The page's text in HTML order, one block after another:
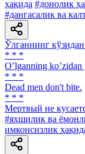
ҳақида #донолик
#дангасалик ва
Ўлганнинг
* * *
Oʼlganning koʼzidan
* * *
Dead men don't bite.
* * *
Мертвый не
#яхшилик ва
имконсизлик